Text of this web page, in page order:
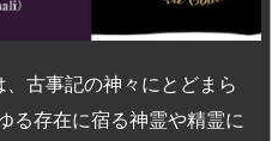
、古事記の神々にとどまら
る存在に宿る神霊や精霊に